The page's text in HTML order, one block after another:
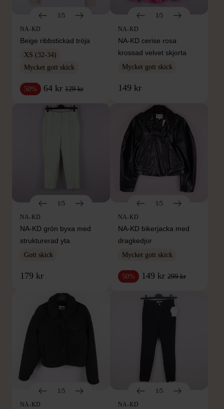
1/5
NA-KD
Beige ribbstickad tröja
XS (32-34)
Mycket gott skick
50% 64 kr 129 kr
1/5
NA-KD
NA-KD cerise rosa
krossad velvet skjorta
Mycket gott skick
149 kr
1/5
NA-KD
NA-KD grön byxa med
strukturerad yta
Gott skick
179 kr
1/5
NA-KD
NA-KD bikerjacka med
dragkedjor
Mycket gott skick
50% 149 kr 299 kr
1/5
NA-KD
1/5
NA-KD